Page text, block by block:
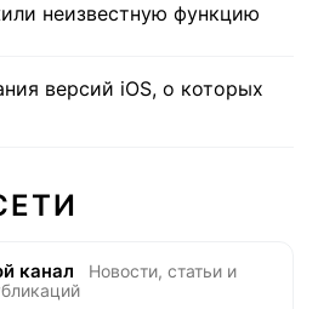
неизвестную функцию
версий iOS, о которых
канал
Новости, статьи и